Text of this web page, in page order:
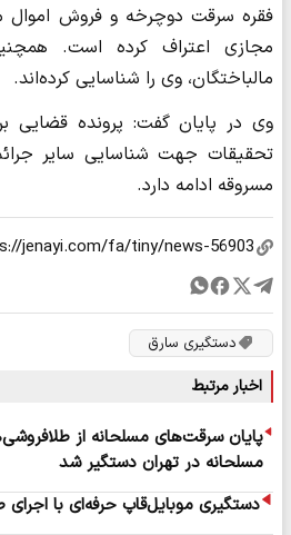
فقره سرقت دوچرخه و فروش اموال
مجازی اعتراف کرده است.
مالباختگان، وی را شناسایی کرده‌اند.
وی در پایان گفت: پرونده قضایی
تحقیقات جهت شناسایی سایر
مسروقه ادامه دارد.
دستگیری سارق
اخبار مرتبط
پایان سرقت‌های مسلحانه از
مسلحانه در تهران دستگیر شد
دستگیری موبایل‌قاپ حرفه‌ای با اجرای